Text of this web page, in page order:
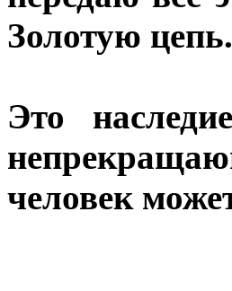
Золотую цепь.
Это
человек